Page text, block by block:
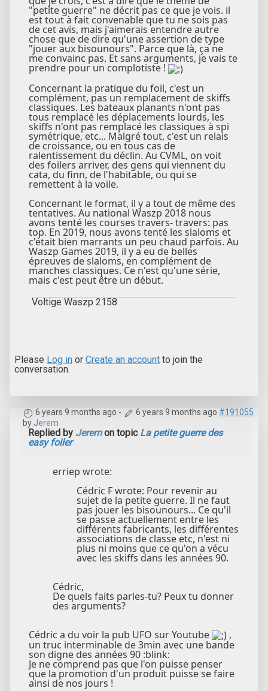
"petite guerre" ne décrit pas ce que je vois. il
est tout à fait convenable que tu ne sois pas
de cet avis, mais j'aimerais entendre autre
chose que de dire qu'une assertion de type
"jouer aux bisounours". Parce que là, ça ne
me convainc pas. Et sans arguments, je vais te
prendre pour un complotiste !
Concernant la pratique du foil, c'est un
complément, pas un remplacement de skiffs
classiques. Les bateaux planants n'ont pas
tous remplacé les déplacements lourds, les
skiffs n'ont pas remplacé les classiques à spi
symétrique, etc... Malgré tout, c'est un relais
de croissance, ou en tous cas de
ralentissement du déclin. Au CVML, on voit
des foilers arriver, des gens qui viennent du
cata, du finn, de l'habitable, ou qui se
remettent à la voile.
Concernant le format, il y a tout de même des
tentatives. Au national Waszp 2018 nous
avons tenté les courses travers- travers: pas
top. En 2019, nous avons tenté les slaloms et
c'était bien marrants un peu chaud parfois. Au
Waszp Games 2019, il y a eu de belles
épreuves de slaloms, en complément de
manches classiques. Ce n'est qu'une série,
mais c'est peut être un début.
Voltige Waszp 2158
Please Log in or Create an account to join the
conversation.
6 years 9 months ago - 6 years 9 months ago #191055
byJerem
Replied by Jeremon topic La petite guerre des
easy foiler
erriep wrote:
Cédric F wrote: Pour revenir au
sujet de la petite guerre. Il ne faut
pas jouer les bisounours... Ce qu'il
se passe actuellement entre les
différents fabricants, les différentes
associations de classe etc, n'est ni
plus ni moins que ce qu'on a vécu
avec les skiffs dans les années 90.
Cédric,
De quels faits parles-tu? Peux tu donner
des arguments?
Cédric a du voir la pub UFO sur Youtube
,
un truc interminable de 3min avec une bande
son digne des années 90 :blink:
Je ne comprend pas que l'on puisse penser
que la promotion d'un produit puisse se faire
ainsi de nos jours !